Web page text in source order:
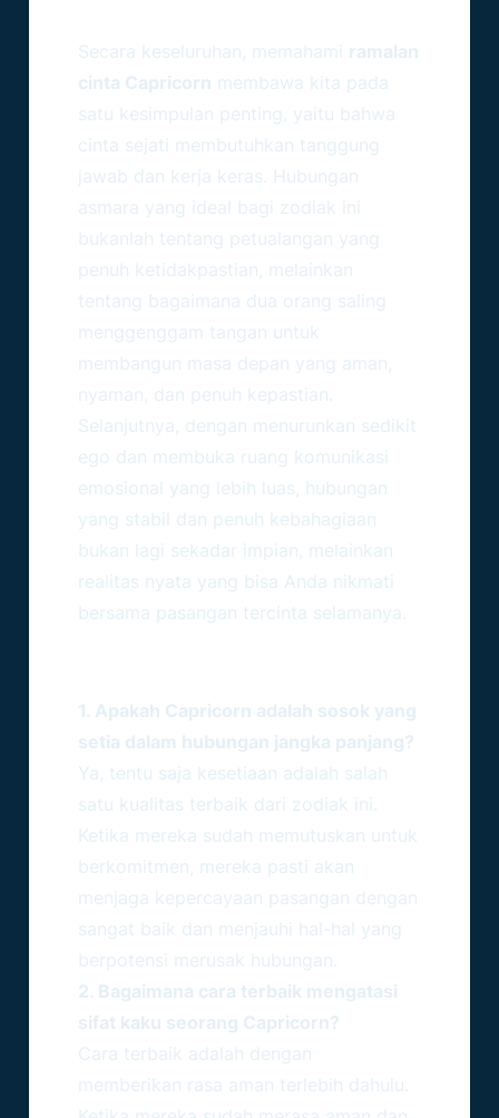
Secara keseluruhan, memahami ramalan
cinta Capricorn membawa kita pada
satu kesimpulan penting, yaitu bahwa
cinta sejati membutuhkan tanggung
jawab dan kerja keras. Hubungan
asmara yang ideal bagi zodiak ini
bukanlah tentang petualangan yang
penuh ketidakpastian, melainkan
tentang bagaimana dua orang saling
menggenggam tangan untuk
membangun masa depan yang aman,
nyaman, dan penuh kepastian.
Selanjutnya, dengan menurunkan sedikit
ego dan membuka ruang komunikasi
emosional yang lebih luas, hubungan
yang stabil dan penuh kebahagiaan
bukan lagi sekadar impian, melainkan
realitas nyata yang bisa Anda nikmati
bersama pasangan tercinta selamanya.
1. Apakah Capricorn adalah sosok yang
setia dalam hubungan jangka panjang?
Ya, tentu saja kesetiaan adalah salah
satu kualitas terbaik dari zodiak ini.
Ketika mereka sudah memutuskan untuk
berkomitmen, mereka pasti akan
menjaga kepercayaan pasangan dengan
sangat baik dan menjauhi hal-hal yang
berpotensi merusak hubungan.
2. Bagaimana cara terbaik mengatasi
sifat kaku seorang Capricorn?
Cara terbaik adalah dengan
memberikan rasa aman terlebih dahulu.